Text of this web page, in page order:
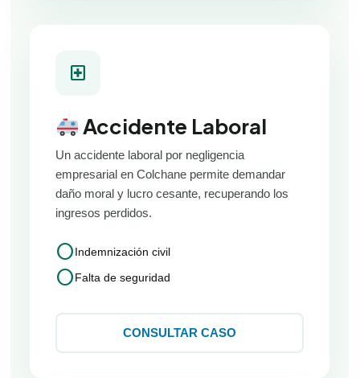
local_hospital
Accidente Laboral
Un accidente laboral por negligencia
empresarial en Colchane permite demandar
daño moral y lucro cesante, recuperando los
ingresos perdidos.
circleIndemnización civil
circleFalta de seguridad
CONSULTAR CASO